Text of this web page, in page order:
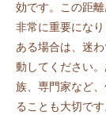
効です。この距
非常に重要にな
ある場合は、迷
動してください
族、専門家など
ることも大切で